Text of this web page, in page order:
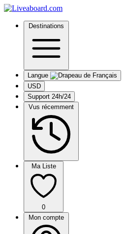
Destinations
Langue
USD
Support 24h/24
Vus récemment
Ma Liste
0
Mon compte